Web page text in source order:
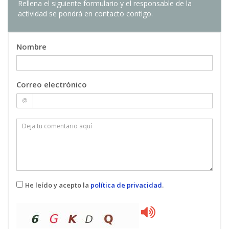
Unidad 4. Válvulas de control automático
En esta unidad entraremos en detalle en las
válvulas de control automático más usuales en
redes a presión, comentaremos su principio de
operación y veremos ejemplos prácticos de su
utilización y dimensionado con EPANET
Los elementos de protección se instalan en el
sistema para actuar de manera ocasional en
comentaremos los principios teóricos básicos
Rellena el siguiente formulario y el responsable de la
actividad se pondrá en contacto contigo.
Nombre
Correo electrónico
@
He leído y acepto la política de privacidad.